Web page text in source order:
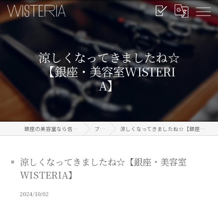
涼しくなってきましたね☆
【銀座・美容室WISTERI
A】
銀座の美容室なら信頼のWISTERIA ブログ 涼しくなってきましたね☆【銀座・美容室WISTERIA】
涼しくなってきましたね☆【銀座・美容室
WISTERIA】
2024/10/02